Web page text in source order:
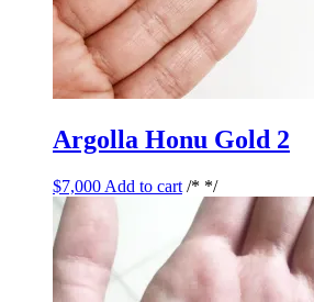
Argolla Honu Gold 2
$7,000 Add to cart /* */